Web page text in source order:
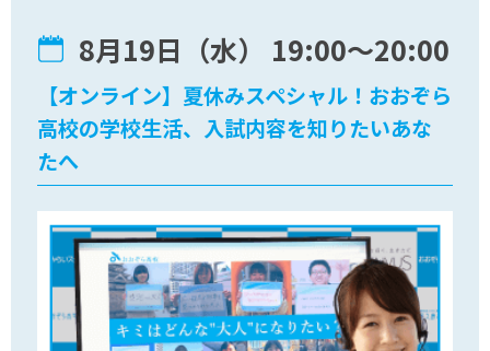
8月19日（水） 19:00〜20:00
【オンライン】夏休みスペシャル！おおぞら
高校の学校生活、入試内容を知りたいあな
たへ